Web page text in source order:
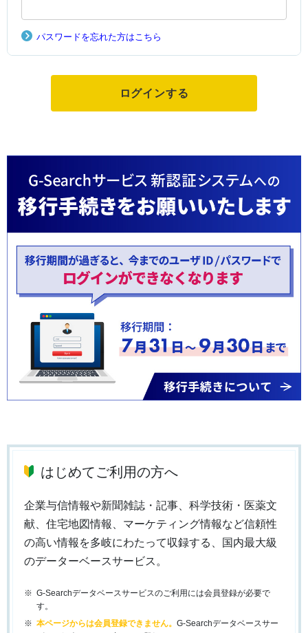
パスワードを忘れた方はこちら
はじめてご利用の方へ
企業与信情報や新聞雑誌・記事、科学技術・医薬文
献、住宅地図情報、マーケティング情報など信頼性
の高い情報を多岐にわたって収録する、国内最大級
のデーターベースサービス。
G-Searchデータベースサービスのご利用には会員登録が必要で
す。
本ページからは会員登録できません。 G-Searchデータベースサー